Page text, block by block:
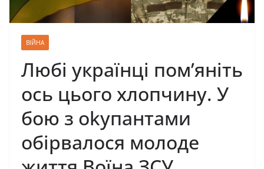
ВІЙНА
Любі українці пом’яніть
ось цього хлопчину. У
бою з оkупантами
обірвалося молоде